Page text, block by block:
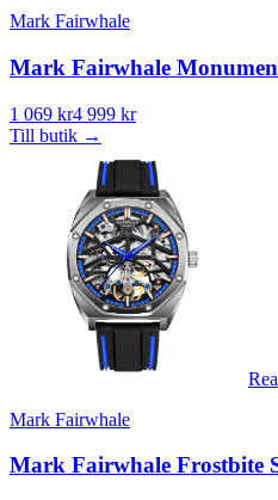
Mark Fairwhale
Mark Fairwhale
1 069 kr4 999 kr
Till butik →
Rea
Mark Fairwhale
Mark Fairwhale Frostbite